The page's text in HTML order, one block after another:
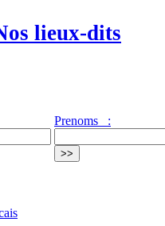
lieux-dits
Prenoms :